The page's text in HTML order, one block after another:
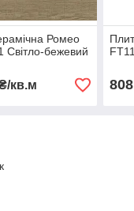
Ромео
Світло-бежевий
кв.м